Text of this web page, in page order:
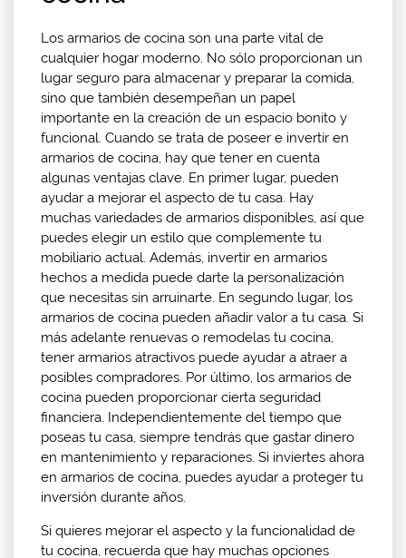
Los armarios de cocina son una parte vital de
cualquier hogar moderno. No sólo proporcionan un
lugar seguro para almacenar y preparar la comida,
sino que también desempeñan un papel
importante en la creación de un espacio bonito y
funcional. Cuando se trata de poseer e invertir en
armarios de cocina, hay que tener en cuenta
algunas ventajas clave. En primer lugar, pueden
ayudar a mejorar el aspecto de tu casa. Hay
muchas variedades de armarios disponibles, así que
puedes elegir un estilo que complemente tu
mobiliario actual. Además, invertir en armarios
hechos a medida puede darte la personalización
que necesitas sin arruinarte. En segundo lugar, los
armarios de cocina pueden añadir valor a tu casa. Si
más adelante renuevas o remodelas tu cocina,
tener armarios atractivos puede ayudar a atraer a
posibles compradores. Por último, los armarios de
cocina pueden proporcionar cierta seguridad
financiera. Independientemente del tiempo que
poseas tu casa, siempre tendrás que gastar dinero
en mantenimiento y reparaciones. Si inviertes ahora
en armarios de cocina, puedes ayudar a proteger tu
inversión durante años.
Si quieres mejorar el aspecto y la funcionalidad de
tu cocina, recuerda que hay muchas opciones